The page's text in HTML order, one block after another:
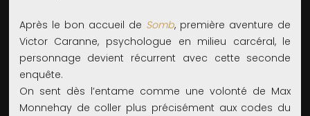
Après le bon accueil de Somb, première aventure de
Victor Caranne, psychologue en milieu carcéral, le
personnage devient récurrent avec cette seconde
enquête.
On sent dès l’entame comme une volonté de Max
Monnehay de coller plus précisément aux codes du